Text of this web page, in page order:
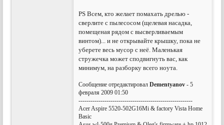
PS Всем, кто желает помахать дрелью -
сверлите с пылесосом (щелевая насадка,
помещеная рядом с высверливаемым
винтом)... и не открывайте крышку, пока не
уберете весь мусор с неё. Маленькая
стружечка может сподвигнуть вас, как
минимум, на разборку всего ноута.
Сообщение отредактировалDementyanov - 5
февраля 2009 01:50
---------------------------------------------------------
Acer Aspire 5520-502G16Mi & factory Vista Home
Basic